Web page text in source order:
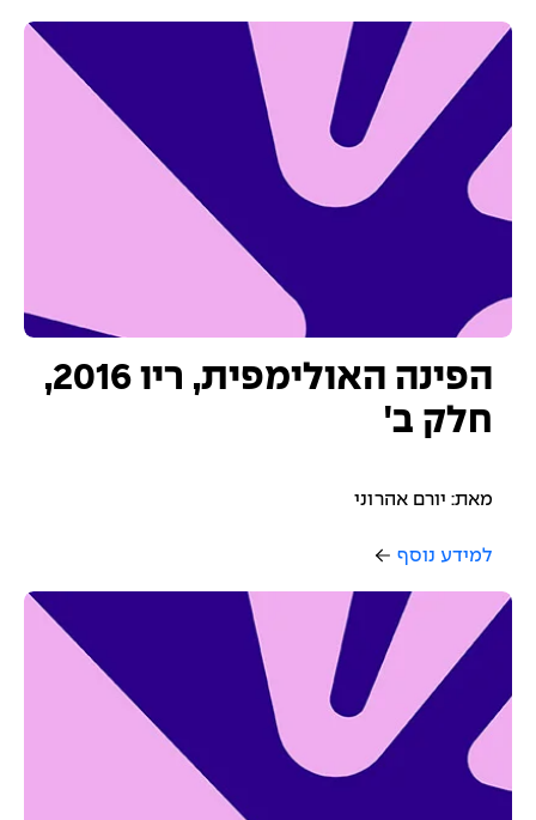
הפינה האולימפית, ריו 2016,
חלק ב'
מאת: יורם אהרוני
למידע נוסף